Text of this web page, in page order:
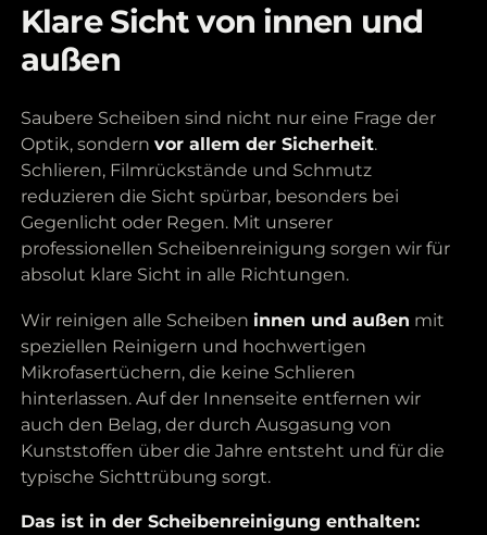
Klare Sicht von innen und
außen
Saubere Scheiben sind nicht nur eine Frage der
Optik, sondernvor allem der Sicherheit.
Schlieren, Filmrückstände und Schmutz
reduzieren die Sicht spürbar, besonders bei
Gegenlicht oder Regen. Mit unserer
professionellen Scheibenreinigung sorgen wir für
absolut klare Sicht in alle Richtungen.
Wir reinigen alle Scheiben innen und außen mit
speziellen Reinigern und hochwertigen
Mikrofasertüchern, die keine Schlieren
hinterlassen. Auf der Innenseite entfernen wir
auch den Belag, der durch Ausgasung von
Kunststoffen über die Jahre entsteht und für die
typische Sichttrübung sorgt.
Das ist in der Scheibenreinigung enthalten: